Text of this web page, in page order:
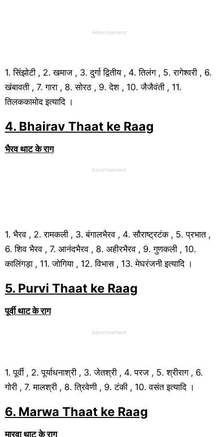
Advertisement
1. सिंझोटी , 2. खमाज , 3. दुर्गा द्वितीय , 4. तिलंग , 5. रागेश्वरी , 6.
खंबावती , 7. गारा , 8. सोरठ , 9. देश , 10. जैजैवंती , 11.
तिलककामोद इत्यादि ।
4. Bhairav Thaat ke Raag
भैरवथाट के राग
Advertisement
1. भैरव , 2. रामकली , 3. बंगालभैरव , 4. सौराष्ट्रटंक , 5. प्रभात ,
6. शिव भैरव , 7. आनंदभैरव , 8. अहीरभैरव , 9. गुणकली , 10.
कालिंगड़ा , 11. जोगिया , 12. विभास , 13. मेघरंजनी इत्यादि ।
5. Purvi Thaat ke Raag
पूर्वीथाटके राग
Advertisement
1. पूर्वी , 2. पूर्याधनाश्री , 3. जेतश्री , 4. परज , 5. श्रीराग , 6.
गोरी , 7. मालश्री , 8. त्रिवेणी , 9. टंकी , 10. वसंत इत्यादि ।
6. Marwa Thaat ke Raag
मारवाथाट के राग